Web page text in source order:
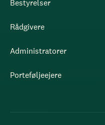
Bestyrelser
Rådgivere
Administratorer
Porteføljeejere